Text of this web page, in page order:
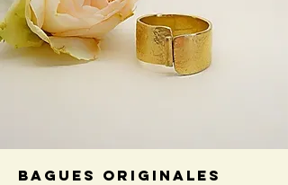
bagues originales